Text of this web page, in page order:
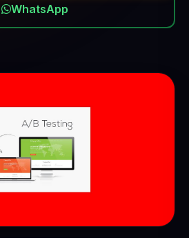
WhatsApp